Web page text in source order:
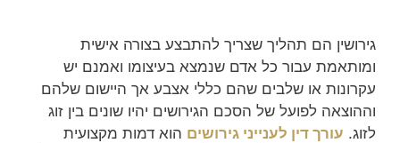
גירושין הם תהליך שצריך להתבצע בצורה אישית
ומותאמת עבור כל אדם שנמצא בעיצומו ואמנם יש
עקרונות או שלבים שהם כללי אצבע אך היישום שלהם
וההוצאה לפועל של הסכם הגירושים יהיו שונים בין זוג
לזוג. עורך דין לענייני גירושים הוא דמות מקצועית